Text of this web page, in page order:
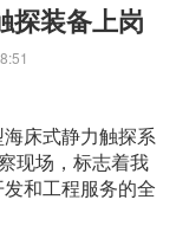
探装备上岗
床式静力触探系
现场，标志着我
和工程服务的全